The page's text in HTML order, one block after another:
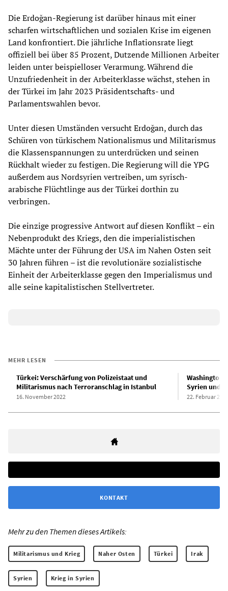
Die Erdoğan-Regierung ist darüber hinaus mit einer
scharfen wirtschaftlichen und sozialen Krise im eigenen
Land konfrontiert. Die jährliche Inflationsrate liegt
offiziell bei über 85 Prozent, Dutzende Millionen Arbeiter
leiden unter beispielloser Verarmung. Während die
Unzufriedenheit in der Arbeiterklasse wächst, stehen in
der Türkei im Jahr 2023 Präsidentschafts- und
Parlamentswahlen bevor.
Unter diesen Umständen versucht Erdoğan, durch das
Schüren von türkischem Nationalismus und Militarismus
die Klassenspannungen zu unterdrücken und seinen
Rückhalt wieder zu festigen. Die Regierung will die YPG
außerdem aus Nordsyrien vertreiben, um syrisch-
arabische Flüchtlinge aus der Türkei dorthin zu
verbringen.
Die einzige progressive Antwort auf diesen Konflikt – ein
Nebenprodukt des Kriegs, den die imperialistischen
Mächte unter der Führung der USA im Nahen Osten seit
30 Jahren führen – ist die revolutionäre sozialistische
Einheit der Arbeiterklasse gegen den Imperialismus und
alle seine kapitalistischen Stellvertreter.
MEHR LESEN
Türkei: Verschärfung von Polizeistaat und
Militarismus nach Terroranschlag in Istanbul
16. November 2022
Washington
Syrien und
22. Februar
KONTAKT
Mehr zu den Themen dieses Artikels:
Militarismus und Krieg Naher Osten Türkei Irak
Syrien Krieg in Syrien